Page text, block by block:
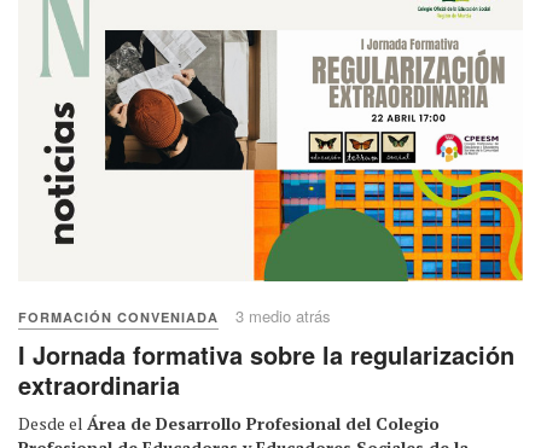
FORMACIÓN CONVENIADA 3 medio atrás
I Jornada formativa sobre la regularización
extraordinaria
Desde el Área de Desarrollo Profesional del Colegio